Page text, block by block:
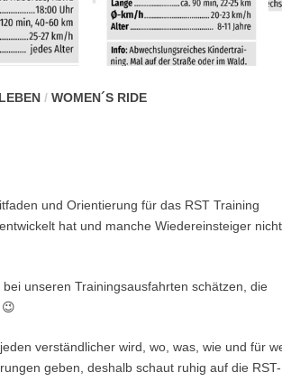
/WOMEN´S RIDE
und Orientierung für das RST Training
hat und manche Wiedereinsteiger nicht
unseren Trainingsausfahrten schätzen, die
verständlicher wird, wo, was, wie und für
geben, deshalb schaut ruhig auf die RST-